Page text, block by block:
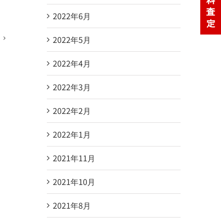
2022年6月
2022年5月
2022年4月
2022年3月
2022年2月
2022年1月
2021年11月
2021年10月
2021年8月